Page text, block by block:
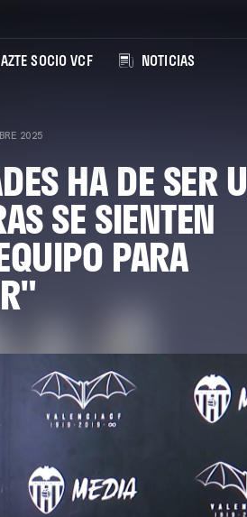
SOCIO VCF NOTICIAS
2025
HA DE SER
SE SIENTEN
PARA